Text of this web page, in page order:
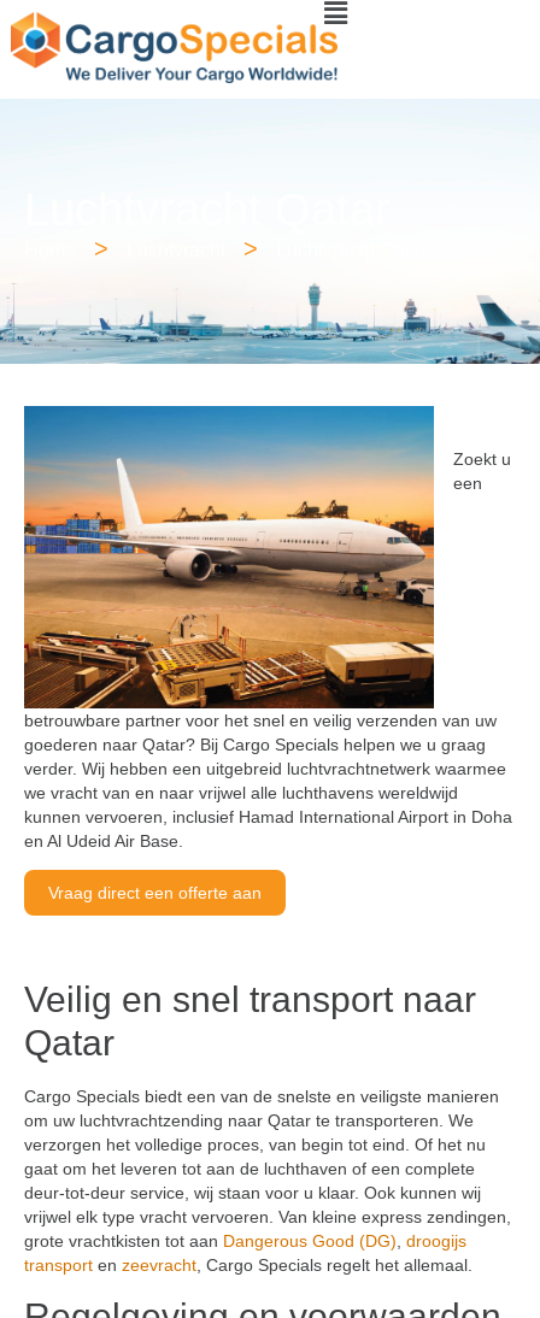
> >
Zoekt u
een
betrouwbare partner voor het snel en veilig verzenden van uw
goederen naar Qatar? Bij Cargo Specials helpen we u graag
verder. Wij hebben een uitgebreid luchtvrachtnetwerk waarmee
we vracht van en naar vrijwel alle luchthavens wereldwijd
kunnen vervoeren, inclusief Hamad International Airport in Doha
en Al Udeid Air Base.
Vraag direct een offerte aan
Veilig en snel transport naar
Qatar
Cargo Specials biedt een van de snelste en veiligste manieren
om uw luchtvrachtzending naar Qatar te transporteren. We
verzorgen het volledige proces, van begin tot eind. Of het nu
gaat om het leveren tot aan de luchthaven of een complete
deur-tot-deur service, wij staan voor u klaar. Ook kunnen wij
vrijwel elk type vracht vervoeren. Van kleine express zendingen,
grote vrachtkisten tot aan Dangerous Good (DG) droogijs
transport en zeevracht , Cargo Specials regelt het allemaal.